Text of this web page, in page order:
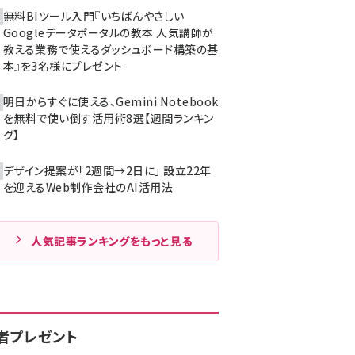
無料BIツール入門『いちばんやさしい
Googleデータポータルの教本 人気講師が
教える業務で使えるダッシュボード構築の基
本』を3名様にプレゼント
明日からすぐに使える、Gemini Notebook
を無料で使い倒す活用術8選【週間ランキン
グ】
デザイン提案が「2週間→2日に」 設立22年
を迎えるWeb制作会社のAI活用法
人気記事ランキングをもっと見る
プレゼント